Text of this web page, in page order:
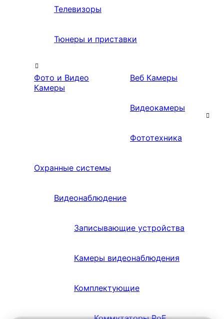
Телевизоры
Тюнеры и приставки
Фото и Видео
Камеры
Веб Камеры
Видеокамеры
Фототехника
Охранные системы
Видеонаблюдение
Записывающие устройства
Камеры видеонаблюдения
Комплектующие